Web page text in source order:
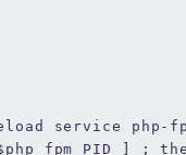
service php-
] ;